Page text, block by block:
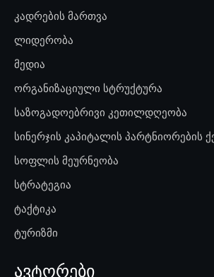
კადრების მართვა
ლიდერობა
მედია
ორგანიზაციული სტრუქტურა
საზოგადოებრივი კეთილდღეობა
სინერჯის კაპიტალის პარტნიორების
სოფლის მეურნეობა
სტრატეგია
ტაქტიკა
ტურიზმი
ავტორები